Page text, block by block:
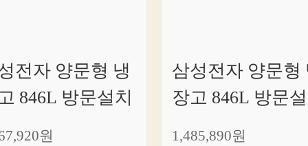
전자 양문형 냉
846L 방문설치
원
삼성전자 양문형
장고 846L 방문
1,485,890원